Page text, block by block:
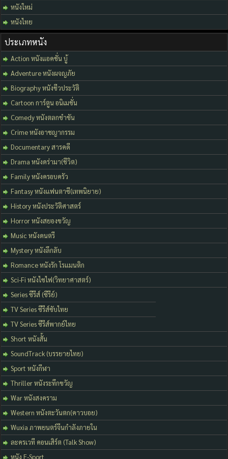
หนังใหม่
หนังไทย
ประเภทหนัง
Action หนังแอคชั่น บู้
Adventure หนังผจญภัย
Biography หนังชีวประวัติ
Cartoon การ์ตูน อนิเมชั่น
Comedy หนังตลกขำขัน
Crime หนังอาชญากรรม
Documentary สารคดี
Drama หนังดร่ามา(ชีวิต)
Family หนังครอบครัว
Fantasy หนังแฟนตาซี(เทพนิยาย)
History หนังประวัติศาสตร์
Horror หนังสยองขวัญ
Music หนังดนตรี
Mystery หนังลึกลับ
Romance หนังรัก โรแมนติก
Sci-Fi หนังไซไฟ(วิทยาศาสตร์)
Series ซีรีส์ (ซีรีย์)
TV Series ซีรีส์ซับไทย
TV Series ซีรีส์พากย์ไทย
Short หนังสั้น
SoundTrack (บรรยายไทย)
Sport หนังกีฬา
Thriller หนังระทึกขวัญ
War หนังสงคราม
Western หนังตะวันตก(คาวบอย)
Wuxia ภาพยนตร์จีนกำลังภายใน
ละครเวที คอนเสิร์ต (Talk Show)
หนัง E-Sport